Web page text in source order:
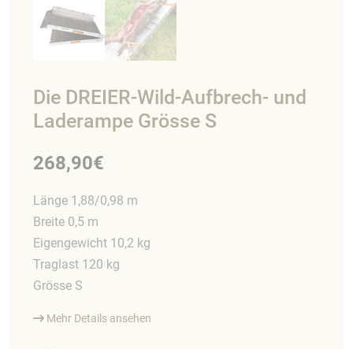
Die DREIER-Wild-Aufbrech- und
Laderampe Grösse S
268,90€
Länge 1,88/0,98 m
Breite 0,5 m
Eigengewicht 10,2 kg
Traglast 120 kg
Grösse S
Mehr Details ansehen